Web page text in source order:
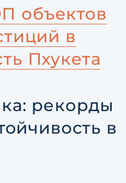
объектов
в
Пхукета
рекорды
в